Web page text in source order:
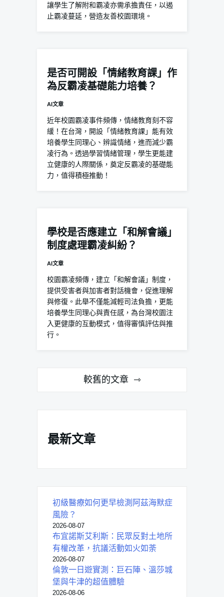
讓學生了解附和霸凌亦需承擔責任，以遏
止霸凌蔓延，營造友善校園環境。
是否可開設「情緒教育課」作
為反霸凌基礎能力培養？
AI文章
近年校園霸凌事件頻傳，情緒教育刻不容
緩！在台灣，開設「情緒教育課」能有效
培養學生同理心、辨識情緒，進而減少霸
凌行為。透過學習情緒管理，學生更能建
立健康的人際關係，奠定反霸凌的基礎能
力，值得積極推動！
學校是否應建立「和解會議」
制度處理霸凌糾紛？
AI文章
校園霸凌頻傳，建立「和解會議」制度，
提供受害者與加害者對話機會，促進理解
與修復。此舉不僅能減輕司法負擔，更能
培養學生同理心與責任感，為台灣校園注
入更健康的互動模式，值得審慎評估與推
行。
較舊的文章
最新文章
初級醫療如何更早檢測阿茲海默症
風險？
2026-08-07
布宜諾斯艾利斯：民眾反對土地所
有權改革，抗議活動如火如荼
2026-08-07
倫敦一日遊實測：巨石陣、溫莎城
堡與牛津的超值體驗
2026-08-06